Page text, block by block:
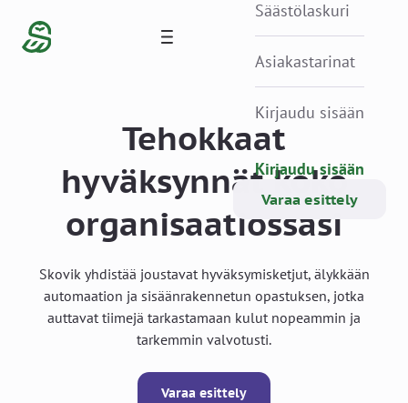
Säästölaskuri
Asiakastarinat
Kirjaudu sisään
Kirjaudu sisään
Varaa esittely
Tehokkaat
hyväksynnät koko
organisaatiossasi
Skovik yhdistää joustavat hyväksymisketjut, älykkään
automaation ja sisäänrakennetun opastuksen, jotka
auttavat tiimejä tarkastamaan kulut nopeammin ja
tarkemmin valvotusti.
Varaa esittely